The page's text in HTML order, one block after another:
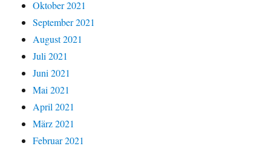
Oktober 2021
September 2021
August 2021
Juli 2021
Juni 2021
Mai 2021
April 2021
März 2021
Februar 2021